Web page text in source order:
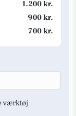
1.200 kr.
900 kr.
700 kr.
værktøj